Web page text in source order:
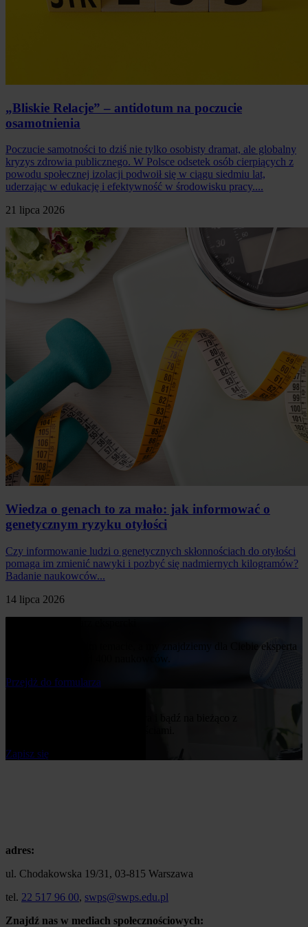
„Bliskie Relacje” – antidotum na poczucie
osamotnienia
Poczucie samotności to dziś nie tylko osobisty dramat, ale globalny
kryzys zdrowia publicznego. W Polsce odsetek osób cierpiących z
powodu społecznej izolacji podwoił się w ciągu siedmiu lat,
uderzając w edukację i efektywność w środowisku pracy....
21 lipca 2026
Wiedza o genach to za mało: jak informować o
genetycznym ryzyku otyłości
Czy informowanie ludzi o genetycznych skłonnościach do otyłości
pomaga im zmienić nawyki i pozbyć się nadmiernych kilogramów?
Badanie naukowców...
14 lipca 2026
Napisz nam o swoim temacie, a my znajdziemy dla Ciebie eksperta
Przejdż do formularza
Zapisz się
adres:
ul. Chodakowska 19/31, 03-815 Warszawa
tel. 22 517 96 00, swps@swps.edu.pl
Znajdź nas w mediach społecznościowych: